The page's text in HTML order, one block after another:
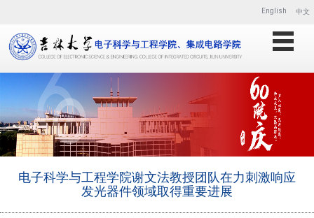
English 中文
电子科学与工程学院谢文法教授团队在力刺激响应
发光器件领域取得重要进展